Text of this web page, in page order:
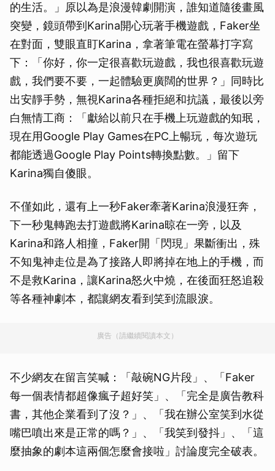
的生活。」原以為是浪漫韓劇開演，誰知道隨後畫風
突變，鏡頭帶到Karina開心玩著手機遊戲，Faker坐
在對面，雙眼直盯Karina，拿著筆電在螢幕打字寫
下：「你好，你一定很喜歡玩遊戲，我也很喜歡玩遊
戲，我們要不要，一起體驗更廣闊的世界？」同時比
出安靜手勢，無視Karina各種拒絕和抗議，最後以旁
白無情工商：「獻給以前只在手機上玩遊戲的知珉，
現在用Google Play Games在PC上暢玩，每次遊玩
都能透過Google Play Points轉換點數。」留下
Karina獨自傻眼。
不僅如此，還有上一秒Faker牽著Karina浪漫狂奔，
下一秒鬼轉跑去打遊戲將Karina晾在一旁，以及
Karina和路人相撞，Faker開「閃現」果斷衝出，殊
不知鬼神走位是為了接路人即將掉在地上的手機，而
不是救Karina，讓Karina怒火中燒，在後面狂怒追殺
等各種神劇本，都讓網友看到笑到流眼淚。
廣告（請繼續閱讀本文）
不少網友在留言笑喊：「敲碗NG片段」、「Faker
每一個表情都超像瘋子超好笑」、「完全是廣告教科
書，其他企業看到了沒？」、「我在辦公室笑到水從
嘴巴噴出來是正常的嗎？」、「我笑到發抖」、「這
麼抽象的劇本這兩個怎麼會接啦」討論度完全破表。